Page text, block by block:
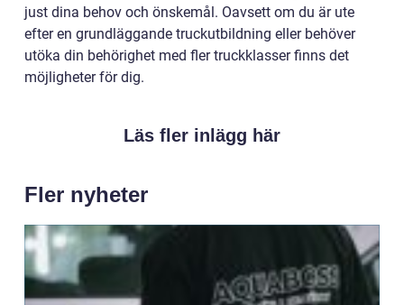
just dina behov och önskemål. Oavsett om du är ute
efter en grundläggande truckutbildning eller behöver
utöka din behörighet med fler truckklasser finns det
möjligheter för dig.
Läs fler inlägg här
Fler nyheter